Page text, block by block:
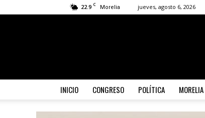
22.9 C Morelia jueves, agosto 6, 2026
INICIO CONGRESO POLÍTICA MORELIA